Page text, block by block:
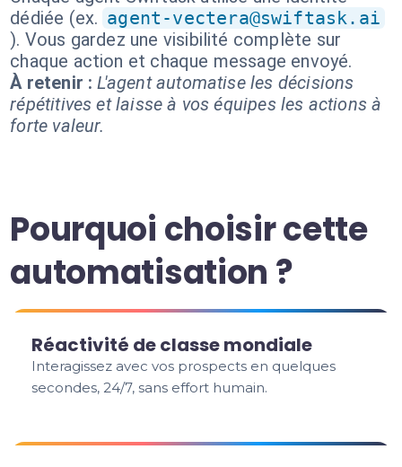
dédiée (ex. agent-vectera@swiftask.ai
). Vous gardez une visibilité complète sur
chaque action et chaque message envoyé.
À retenir : L'agent automatise les décisions
répétitives et laisse à vos équipes les actions à
forte valeur.
Pourquoi choisir cette
automatisation ?
Réactivité de classe mondiale
Interagissez avec vos prospects en quelques
secondes, 24/7, sans effort humain.